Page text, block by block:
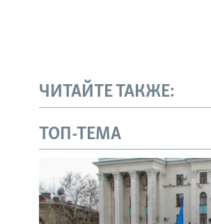
ЧИТАЙТЕ ТАКЖЕ:
ТОП-ТЕМА